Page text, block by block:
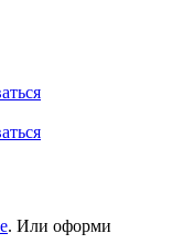
. Или оформи